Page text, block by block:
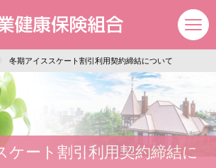
冬期アイススケート割引利用契約締結について
ケート割引利用契約締結に